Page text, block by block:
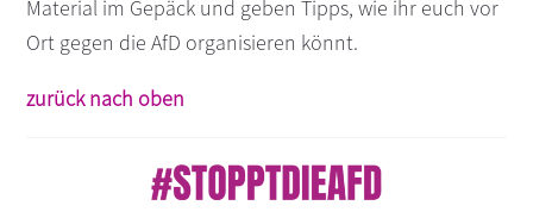
Material im Gepäck und geben Tipps, wie ihr euch vor
Ort gegen die AfD organisieren könnt.
zurück nach oben